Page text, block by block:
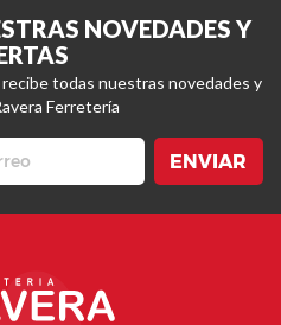
NOVEDADES Y
todas nuestras novedades y
Ferretería
ENVIAR